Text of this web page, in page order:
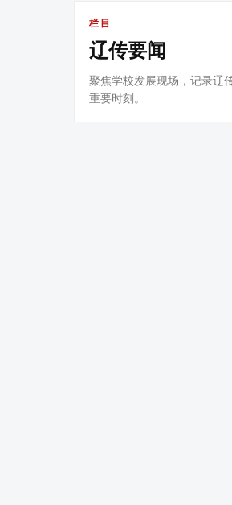
栏目
辽传要闻
聚焦学校发展现场，记录辽
重要时刻。